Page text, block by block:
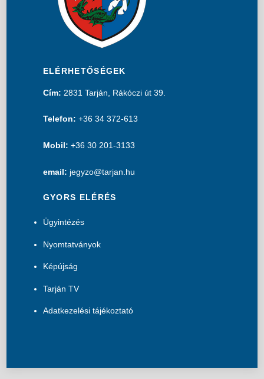
ELÉRHETŐSÉGEK
Cím: 2831 Tarján, Rákóczi út 39.
Telefon: +36 34 372-613
Mobil: +36 30 201-3133
email: jegyzo@tarjan.hu
GYORS ELÉRÉS
Ügyintézés
Nyomtatványok
Képújság
Tarján TV
Adatkezelési tájékoztató